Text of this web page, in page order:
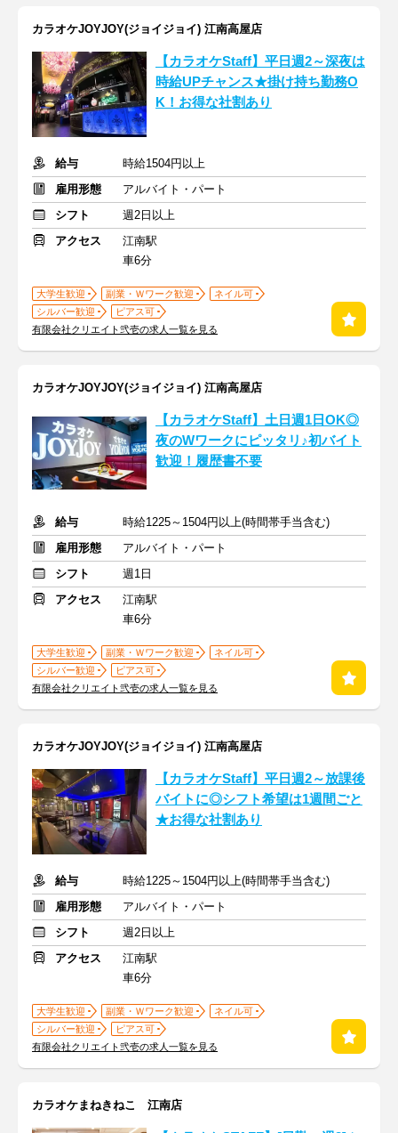
カラオケJOYJOY(ジョイジョイ) 江南高屋店
【カラオケStaff】平日週2～深夜は
時給UPチャンス★掛け持ち勤務O
K！お得な社割あり
給与
時給1504円以上
雇用形態
アルバイト・パート
シフト
週2日以上
アクセス
江南駅
車6分
大学生歓迎 副業・Ｗワーク歓迎
ネイル可
シルバー歓迎
ピアス可
有限会社クリエイト弐壱の求人一覧を見る
カラオケJOYJOY(ジョイジョイ) 江南高屋店
【カラオケStaff】土日週1日OK◎
夜のWワークにピッタリ♪初バイト
歓迎！履歴書不要
給与
時給1225～1504円以上(時間帯手当含む)
雇用形態
アルバイト・パート
シフト
週1日
アクセス
江南駅
車6分
大学生歓迎 副業・Ｗワーク歓迎
ネイル可
シルバー歓迎
ピアス可
有限会社クリエイト弐壱の求人一覧を見る
カラオケJOYJOY(ジョイジョイ) 江南高屋店
【カラオケStaff】平日週2～放課後
バイトに◎シフト希望は1週間ごと
★お得な社割あり
給与
時給1225～1504円以上(時間帯手当含む)
雇用形態
アルバイト・パート
シフト
週2日以上
アクセス
江南駅
車6分
大学生歓迎 副業・Ｗワーク歓迎
ネイル可
シルバー歓迎
ピアス可
有限会社クリエイト弐壱の求人一覧を見る
カラオケまねきねこ 江南店